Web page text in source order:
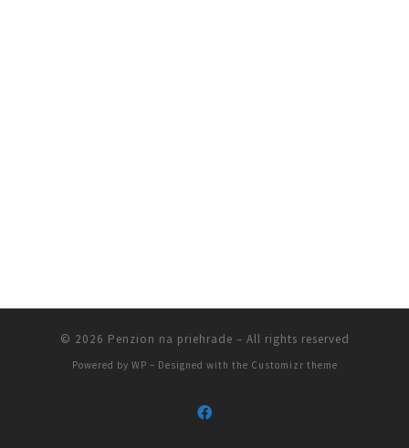
© 2026 Penzion na priehrade – All rights reserved
Powered by WP – Designed with the Customizr theme